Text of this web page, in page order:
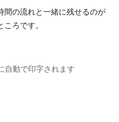
間の流れと一緒に残せるのが
ろです。
自動で印字されます